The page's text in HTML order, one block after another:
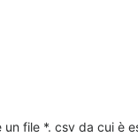
un file *. csv da cui è